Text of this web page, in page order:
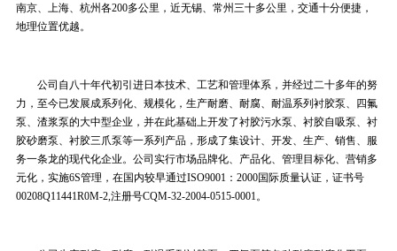
南京、上海、杭州各200多公里，近无锡、常州三十多公里，交通十分便捷，
地理位置优越。
公司自八十年代初引进日本技术、工艺和管理体系，并经过二十多年的努
力，至今已发展成系列化、规模化，生产耐磨、耐腐、耐温系列衬胶泵、四氟
泵、渣浆泵的大中型企业，并在此基础上开发了衬胶污水泵、衬胶自吸泵、衬
胶砂磨泵、衬胶三爪泵等一系列产品，形成了集设计、开发、生产、销售、服
务一条龙的现代化企业。公司实行市场品牌化、产品化、管理目标化、营销多
元化，实施6S管理，在国内较早通过ISO9001：2000国际质量认证，证书号
00208Q11441R0M-2,注册号CQM-32-2004-0515-0001。